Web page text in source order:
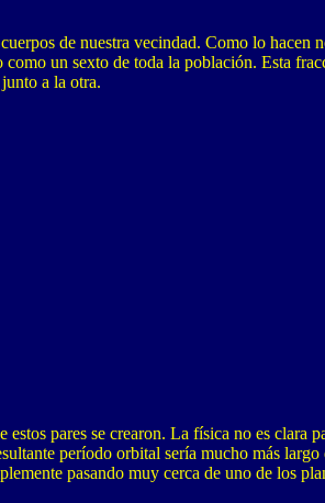
de nuestra vecindad. Como lo
un sexto de toda la población. Esta
a la otra.
pares se crearon. La física no es clara
período orbital sería mucho más
pasando muy cerca de uno de los